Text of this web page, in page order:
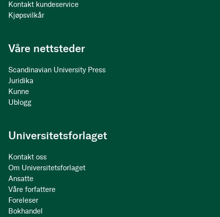
Kontakt kundeservice
Kjøpsvilkår
Våre nettsteder
Scandinavian University Press
Juridika
Kunne
Ublogg
Universitetsforlaget
Kontakt oss
Om Universitetsforlaget
Ansatte
Våre forfattere
Foreleser
Bokhandel